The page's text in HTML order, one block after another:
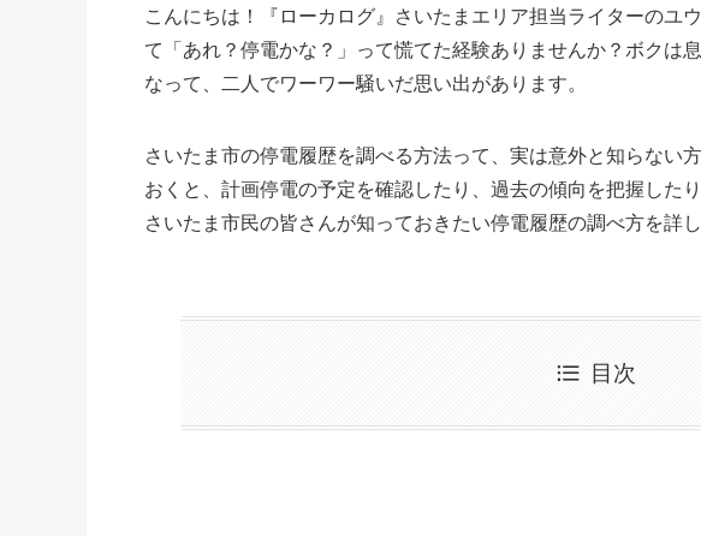
こんにちは！『ローカログ』さいたまエリア担当ライターのユ
て「あれ？停電かな？」って慌てた経験ありませんか？ボクは
なって、二人でワーワー騒いだ思い出があります。
さいたま市の停電履歴を調べる方法って、実は意外と知らない
おくと、計画停電の予定を確認したり、過去の傾向を把握した
さいたま市民の皆さんが知っておきたい停電履歴の調べ方を詳
目次